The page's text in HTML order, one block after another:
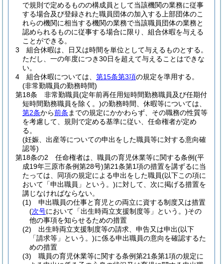
で規則で定めるものの構成員として当該機関の業務に従事
する場合及び登録された職員団体の加入する上部団体のこ
れらの機関に相当する機関の業務で当該職員団体の業務と
認められるものに従事する場合に限り、組合休暇を与える
ことができる。
3
組合休暇は、日又は時間を単位として与えるものとする。
ただし、一の年度につき30日を超えて与えることはできな
い。
4
組合休暇については、 第15条第3項の規定を準用する。
(非常勤職員の勤務時間)
第18条
非常勤職員(定年前再任用短時間勤務職員及び任期付
短時間勤務職員を除く。)の勤務時間、休暇等については、
第2条から前条 までの規定にかかわらず、その職務の性質等
を考慮して、規則で定める基準に従い、任命権者が定め
る。
(妊娠、出産等についての申出をした職員等に対する意向確
認等)
第18条の2
任命権者は、職員の育児休業等に関する条例(平
成19年三原市条例第28号)第21条第1項の措置を講ずるに当
たっては、同項の規定による申出をした職員(以下この項に
おいて「申出職員」という。)に対して、次に掲げる措置を
講じなければならない。
(1)
申出職員の仕事と育児との両立に資する制度又は措置
(次号において「出生時両立支援制度等」という。)その
他の事項を知らせるための措置
(2)
出生時両立支援制度等の請求、申告又は申出(以下
「請求等」という。)に係る申出職員の意向を確認するた
めの措置
(3)
職員の育児休業等に関する条例第21条第1項の規定に